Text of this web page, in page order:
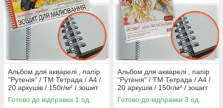
Альбом для акварелі , папір
"Рутенія" / ТМ Тетрада / A4 /
20 аркушів / 150г/м² / зошит
для малювання на спіралі
№2
Готово до відправки 1 од.
Альбом для акварелі , папір
"Рутенія" / ТМ Тетрада / A4 /
20 аркушів / 150г/м² / зошит
для малювання на спіралі
№3
Готово до відправки 3 од.